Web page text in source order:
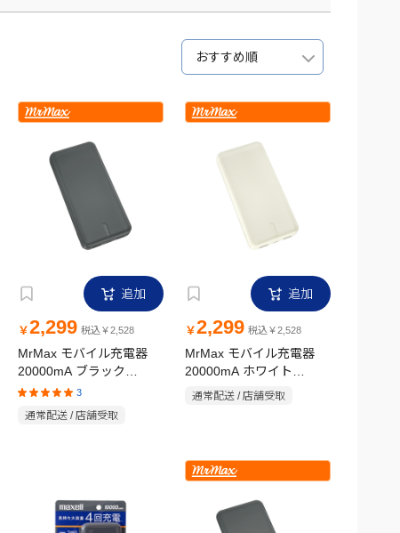
おすすめ順
追加
￥2,299 税込￥2,528
MrMax モバイル充電器
20000mA ブラック
GBT200GBK
3
通常配送 / 店舗受取
追加
￥2,299 税込￥2,528
MrMax モバイル充電器
20000mA ホワイト
通常配送 / 店舗受取